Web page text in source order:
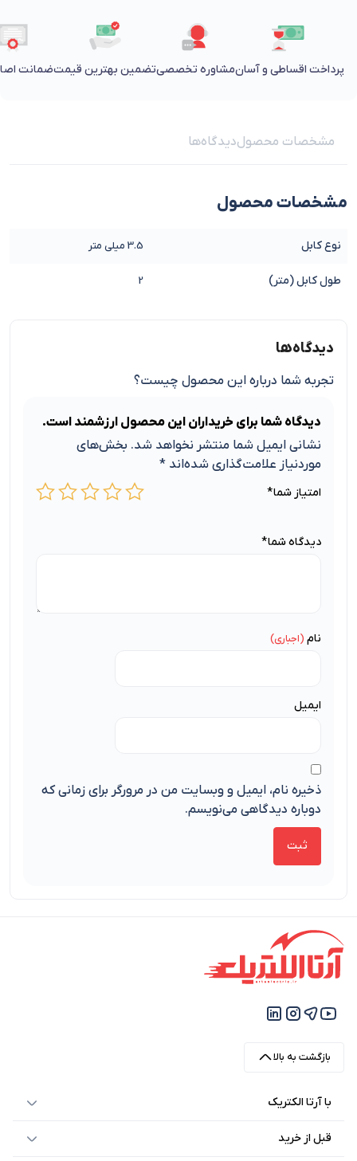
پرداخت اقساطی و آسانمشاوره تخصصیتضمین بهترین قیمتضمانت
مشخصات محصولدیدگاه‌ها
مشخصات محصول
نوع کابل 3.5 میلی متر
طول کابل (متر) 2
دیدگاه‌ها
تجربه شما درباره این محصول چیست؟
دیدگاه شما برای خریداران این محصول ارزشمند است.
نشانی ایمیل شما منتشر نخواهد شد. بخش‌های
موردنیاز علامت‌گذاری شده‌اند *
امتیاز شما*
دیدگاه شما*
نام
ایمیل
ذخیره نام، ایمیل و وبسایت من در مرورگر برای زمانی که
دوباره دیدگاهی می‌نویسم.
بازگشت به بالا
با آرتا الکتریک
قبل از خرید